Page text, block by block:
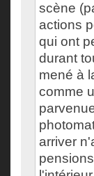
scène
actions
qui ont
durant
mené à
comme
arriver